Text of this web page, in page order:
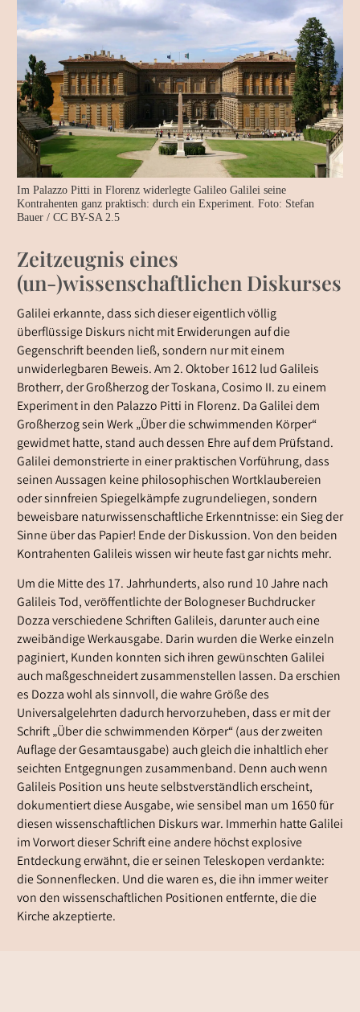
Im Palazzo Pitti in Florenz widerlegte Galileo Galilei seine
Kontrahenten ganz praktisch: durch ein Experiment. Foto: Stefan
Bauer / CC BY-SA 2.5
Zeitzeugnis eines
(un-)wissenschaftlichen Diskurses
Galilei erkannte, dass sich dieser eigentlich völlig
überflüssige Diskurs nicht mit Erwiderungen auf die
Gegenschrift beenden ließ, sondern nur mit einem
unwiderlegbaren Beweis. Am 2. Oktober 1612 lud Galileis
Brotherr, der Großherzog der Toskana, Cosimo II. zu einem
Experiment in den Palazzo Pitti in Florenz. Da Galilei dem
Großherzog sein Werk „Über die schwimmenden Körper“
gewidmet hatte, stand auch dessen Ehre auf dem Prüfstand.
Galilei demonstrierte in einer praktischen Vorführung, dass
seinen Aussagen keine philosophischen Wortklaubereien
oder sinnfreien Spiegelkämpfe zugrundeliegen, sondern
beweisbare naturwissenschaftliche Erkenntnisse: ein Sieg der
Sinne über das Papier! Ende der Diskussion. Von den beiden
Kontrahenten Galileis wissen wir heute fast gar nichts mehr.
Um die Mitte des 17. Jahrhunderts, also rund 10 Jahre nach
Galileis Tod, veröffentlichte der Bologneser Buchdrucker
Dozza verschiedene Schriften Galileis, darunter auch eine
zweibändige Werkausgabe. Darin wurden die Werke einzeln
paginiert, Kunden konnten sich ihren gewünschten Galilei
auch maßgeschneidert zusammenstellen lassen. Da erschien
es Dozza wohl als sinnvoll, die wahre Größe des
Universalgelehrten dadurch hervorzuheben, dass er mit der
Schrift „Über die schwimmenden Körper“ (aus der zweiten
Auflage der Gesamtausgabe) auch gleich die inhaltlich eher
seichten Entgegnungen zusammenband. Denn auch wenn
Galileis Position uns heute selbstverständlich erscheint,
dokumentiert diese Ausgabe, wie sensibel man um 1650 für
diesen wissenschaftlichen Diskurs war. Immerhin hatte Galilei
im Vorwort dieser Schrift eine andere höchst explosive
Entdeckung erwähnt, die er seinen Teleskopen verdankte:
die Sonnenflecken. Und die waren es, die ihn immer weiter
von den wissenschaftlichen Positionen entfernte, die die
Kirche akzeptierte.